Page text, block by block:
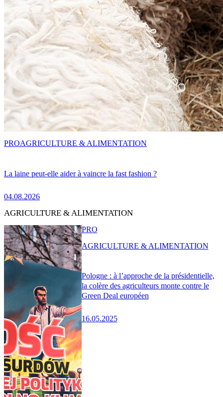
La laine peut-elle aider à vaincre la fast fashion ?
04.08.2026
PROAGRICULTURE & ALIMENTATION
AGRICULTURE & ALIMENTATION
Pologne : à l’approche de la présidentielle,
la colère des agriculteurs monte contre le
Green Deal européen
16.05.2025
PRO
AGRICULTURE & ALIMENTATION